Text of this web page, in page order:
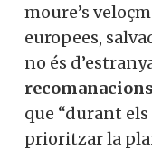
moure’s
europees,
no és
que “durant els
prioritzar la